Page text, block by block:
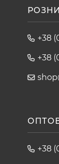
+38
+38
+38